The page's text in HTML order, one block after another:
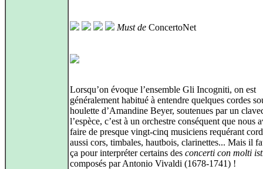
Must de ConcertoNet
Lorsqu’on évoque l’ensemble Gli Incogniti, on est
généralement habitué à entendre quelques cordes
houlette d’Amandine Beyer, soutenues par un
l’espèce, c’est à un orchestre conséquent que nous
faire de presque vingt‑cinq musiciens requérant
aussi cors, timbales, hautbois, clarinettes... Mais il
ça pour interpréter certains des concerti con molti
composés par Antonio Vivaldi (1678-1741) !